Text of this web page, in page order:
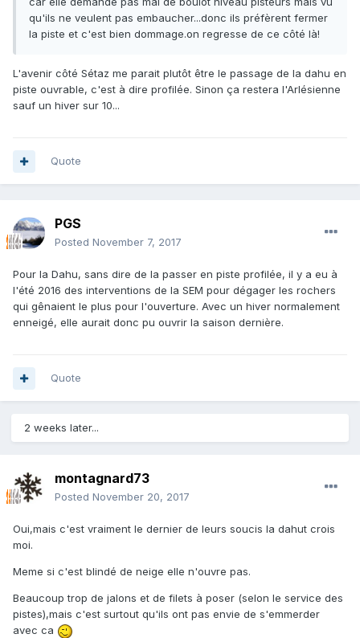
qu'ils ne veulent pas embaucher...donc ils préfèrent fermer
la piste et c'est bien dommage.on regresse de ce côté là!
L'avenir côté Sétaz me parait plutôt être le passage de la dahu en
piste ouvrable, c'est à dire profilée. Sinon ça restera l'Arlésienne
sauf un hiver sur 10...
Quote
PGS
Posted November 7, 2017
Pour la Dahu, sans dire de la passer en piste profilée, il y a eu à
l'été 2016 des interventions de la SEM pour dégager les rochers
qui gênaient le plus pour l'ouverture. Avec un hiver normalement
enneigé, elle aurait donc pu ouvrir la saison dernière.
Quote
2 weeks later...
montagnard73
Posted November 20, 2017
Oui,mais c'est vraiment le dernier de leurs soucis la dahut crois
moi.
Meme si c'est blindé de neige elle n'ouvre pas.
Beaucoup trop de jalons et de filets à poser (selon le service des
pistes),mais c'est surtout qu'ils ont pas envie de s'emmerder
avec ca